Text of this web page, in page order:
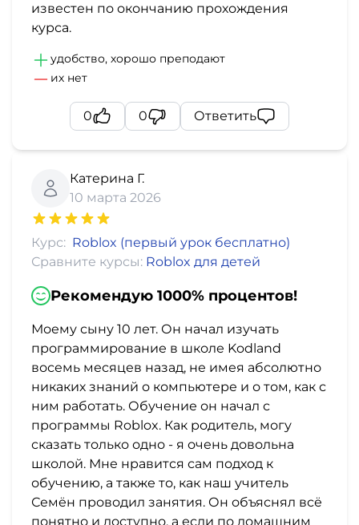
известен по окончанию прохождения
курса.
удобство, хорошо преподают
их нет
0 0 Ответить
Катерина Г.
10 марта 2026
Курс: Roblox (первый урок бесплатно)
Сравните курсы: Roblox для детей
Рекомендую 1000% процентов!
Моему сыну 10 лет. Он начал изучать
программирование в школе Kodland
восемь месяцев назад, не имея абсолютно
никаких знаний о компьютере и о том, как с
ним работать. Обучение он начал с
программы Roblox. Как родитель, могу
сказать только одно - я очень довольна
школой. Мне нравится сам подход к
обучению, а также то, как наш учитель
Семён проводил занятия. Он объяснял всё
понятно и доступно, а если по домашним